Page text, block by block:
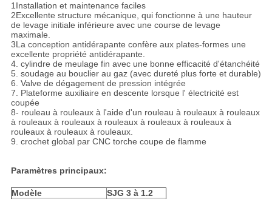
1Installation et maintenance faciles
2Excellente structure mécanique, qui fonctionne à une hauteur
de levage initiale inférieure avec une course de levage
maximale.
3La conception antidérapante confère aux plates-formes une
excellente propriété antidérapante.
4. cylindre de meulage fin avec une bonne efficacité d'étanchéité
5. soudage au bouclier au gaz (avec dureté plus forte et durable)
6. Valve de dégagement de pression intégrée
7. Plateforme auxiliaire en descente lorsque l' électricité est
coupée
8- rouleau à rouleaux à l'aide d'un rouleau à rouleaux à rouleaux
à rouleaux à rouleaux à rouleaux à rouleaux à rouleaux à
rouleaux à rouleaux à rouleaux.
9. crochet global par CNC torche coupe de flamme
Paramètres principaux:
Modèle
SJG 3 à 1.2